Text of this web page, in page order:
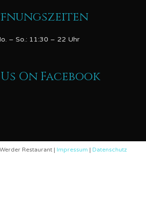
– So.: 11:30 – 22 Uhr
On Facebook
Restaurant | Impressum | Datenschutz